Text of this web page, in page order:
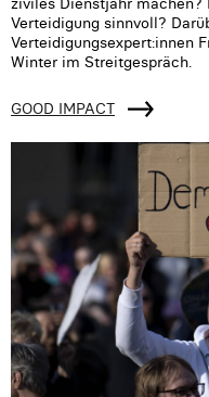
Verteidigung sinnvoll?
Verteidigungsexpert:innen
Winter im Streitgespräch.
GOOD IMPACT